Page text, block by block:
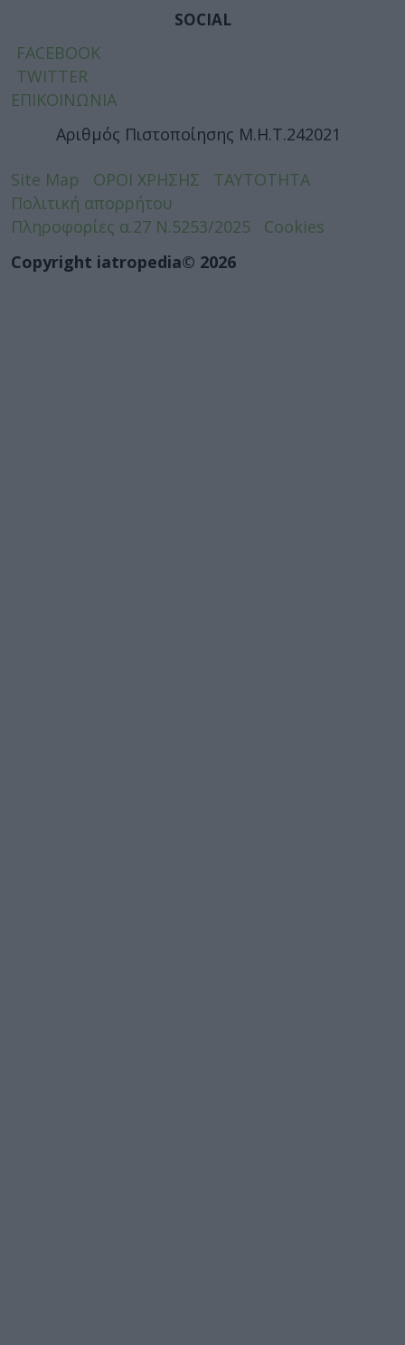
SOCIAL
FACEBOOK
TWITTER
ΕΠΙΚΟΙΝΩΝΙΑ
Αριθμός Πιστοποίησης Μ.Η.Τ.242021
Site Map ΟΡΟΙ ΧΡΗΣΗΣ
ΤΑΥΤΟΤΗΤΑ
Πολιτική απορρήτου
Πληροφορίες α.27 Ν.5253/2025
Cookies
Copyright iatropedia© 2026